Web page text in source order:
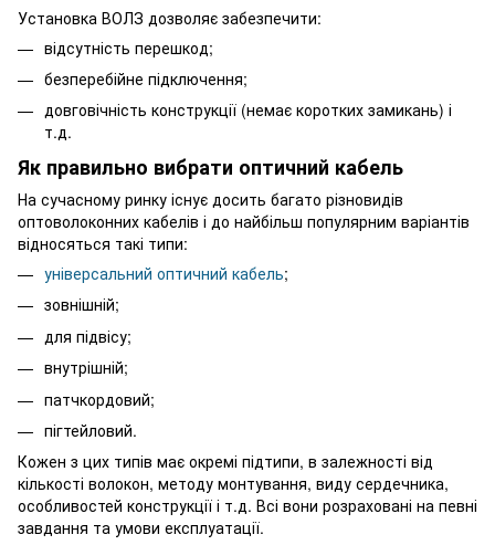
Установка ВОЛЗ дозволяє забезпечити:
відсутність перешкод;
безперебійне підключення;
довговічність конструкції (немає коротких замикань) і
т.д.
Як правильно вибрати оптичний кабель
На сучасному ринку існує досить багато різновидів
оптоволоконних кабелів і до найбільш популярним варіантів
відносяться такі типи:
універсальний оптичний кабель;
зовнішній;
для підвісу;
внутрішній;
патчкордовий;
пігтейловий.
Кожен з цих типів має окремі підтипи, в залежності від
кількості волокон, методу монтування, виду сердечника,
особливостей конструкції і т.д. Всі вони розраховані на певні
завдання та умови експлуатації.